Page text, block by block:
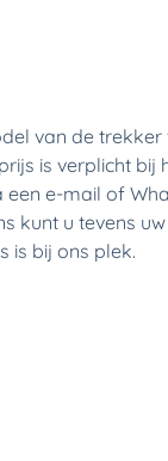
van de trekker
is verplicht bij
e-mail of
kunt u tevens
is bij ons plek.